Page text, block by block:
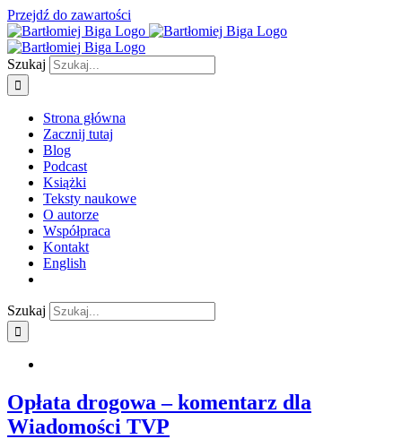
Przejdź do zawartości
Szukaj
Strona główna
Zacznij tutaj
Blog
Podcast
Książki
Teksty naukowe
O autorze
Współpraca
Kontakt
English
Szukaj
Opłata drogowa – komentarz dla
Wiadomości TVP